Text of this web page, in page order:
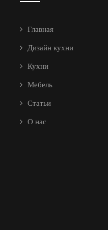
Главная
Дизайн кухни
Кухни
Мебель
Статьи
О нас